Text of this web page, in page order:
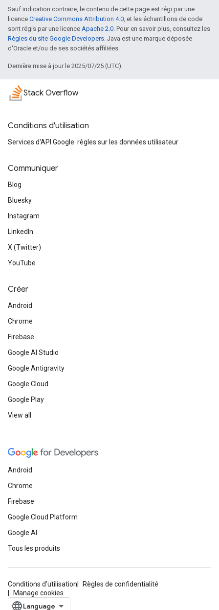
Sauf indication contraire, le contenu de cette page est régi par une
licence Creative Commons Attribution 4.0, et les échantillons de code
sont régis par une licence Apache 2.0. Pour en savoir plus, consultez les
Règles du site Google Developers. Java est une marque déposée
d'Oracle et/ou de ses sociétés affiliées.
Dernière mise à jour le 2025/07/25 (UTC).
Stack Overflow
Conditions d'utilisation
Services d'API Google: règles sur les données utilisateur
Communiquer
Blog
Bluesky
Instagram
LinkedIn
X (Twitter)
YouTube
Créer
Android
Chrome
Firebase
Google AI Studio
Google Antigravity
Google Cloud
Google Play
View all
Android
Chrome
Firebase
Google Cloud Platform
Google AI
Tous les produits
Conditions d'utilisation
Règles de confidentialité
Manage cookies